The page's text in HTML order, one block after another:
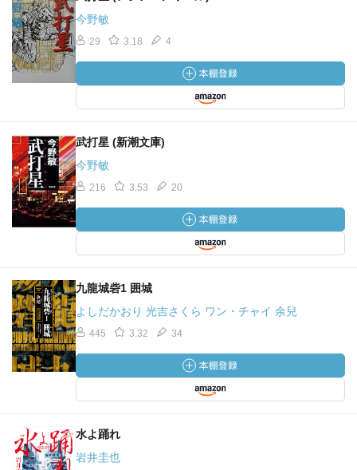
今野敏
29 3.18 4
武打星 (新潮文庫)
今野敏
216 3.53 20
九龍城砦1 囲城
よしだかおり 光吉さくら ワン・チャイ 余兒
445 3.32 34
水よ踊れ
岩井圭也